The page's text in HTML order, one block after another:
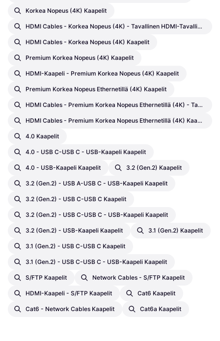
Korkea Nopeus (4K) Kaapelit
HDMI Cables - Korkea Nopeus (4K) - Tavallinen HDMI-Tavallinen HDMI Kaapelit
HDMI Cables - Korkea Nopeus (4K) Kaapelit
Premium Korkea Nopeus (4K) Kaapelit
HDMI-Kaapeli - Premium Korkea Nopeus (4K) Kaapelit
Premium Korkea Nopeus Ethernetillä (4K) Kaapelit
HDMI Cables - Premium Korkea Nopeus Ethernetillä (4K) - Tavallinen HDMI-Tavallinen HDMI Kaapelit
HDMI Cables - Premium Korkea Nopeus Ethernetillä (4K) Kaapelit
4.0 Kaapelit
4.0 - USB C-USB C - USB-Kaapeli Kaapelit
4.0 - USB-Kaapeli Kaapelit 3.2 (gen.2) Kaapelit
3.2 (gen.2) - USB A-USB C - USB-Kaapeli Kaapelit
3.2 (gen.2) - USB C-USB C Kaapelit
3.2 (gen.2) - USB C-USB C - USB-Kaapeli Kaapelit
3.2 (gen.2) - USB-Kaapeli Kaapelit 3.1 (Gen.2) Kaapelit
3.1 (Gen.2) - USB C-USB C Kaapelit
3.1 (Gen.2) - USB C-USB C - USB-Kaapeli Kaapelit
S/FTP Kaapelit Network Cables - S/FTP Kaapelit
HDMI-Kaapeli - S/FTP Kaapelit Cat6 Kaapelit
Cat6 - Network Cables Kaapelit Cat6a Kaapelit